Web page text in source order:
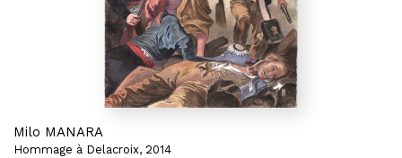
Milo MANARA
Hommage à Delacroix, 2014